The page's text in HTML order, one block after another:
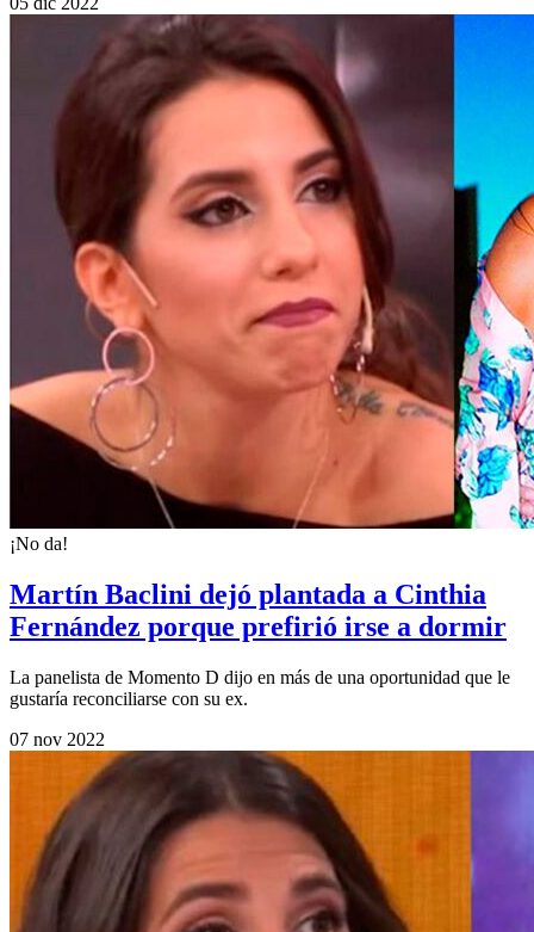
¡No da!
Martín Baclini dejó plantada a Cinthia
Fernández porque prefirió irse a dormir
La panelista de Momento D dijo en más de una oportunidad que le
gustaría reconciliarse con su ex.
07 nov 2022